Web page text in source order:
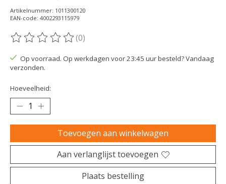
Artikelnummer: 1011300120
EAN-code: 4002293115979
De beoordeling van dit product is
(0)
Op voorraad. Op werkdagen voor 23:45 uur besteld? Vandaag
verzonden.
Hoeveelheid:
Toevoegen aan winkelwagen
Aan verlanglijst toevoegen
Plaats bestelling